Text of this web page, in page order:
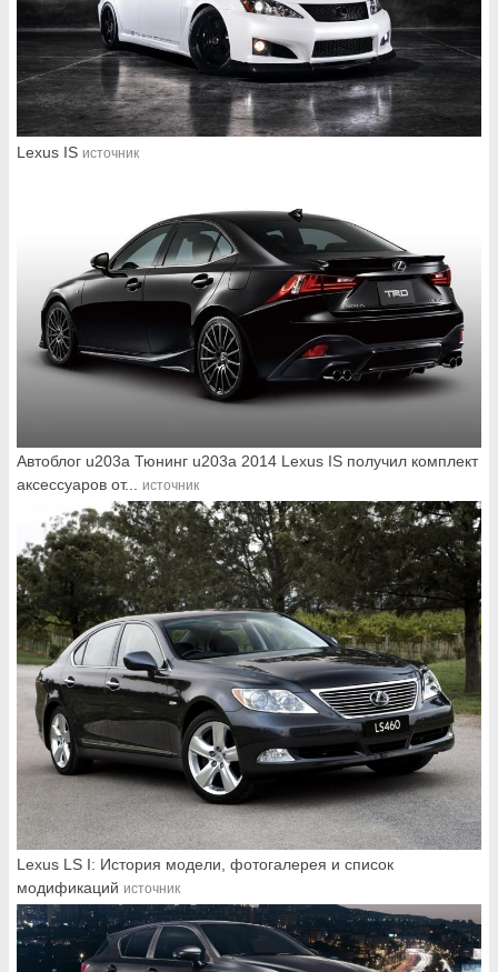
Lexus IS источник
Автоблог u203a Тюнинг u203a 2014 Lexus IS получил комплект
аксессуаров от... источник
Lexus LS I: История модели, фотогалерея и список
модификаций источник